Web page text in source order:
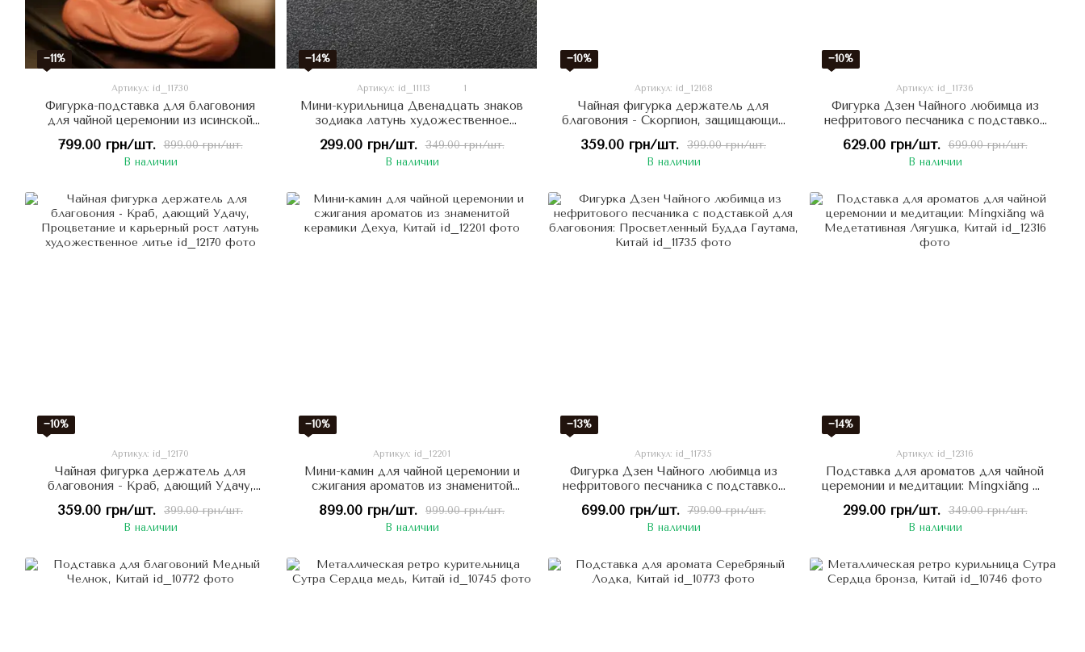
−11%
Артикул: id_11730
Фигурка-подставка для благовония
для чайной церемонии из исинской
успокаивает и настраивает на
медитативный лад, Китай
899.00 грн/шт.
799.00 грн/шт.
В наличии
−14%
Артикул: id_11113 1
Мини-курильница Двенадцать знаков
зодиака латунь художественное
349.00 грн/шт.
299.00 грн/шт.
В наличии
−10%
Артикул: id_12168
Чайная фигурка держатель для
благовония - Скорпион, защищающий
художественное литье
399.00 грн/шт.
359.00 грн/шт.
В наличии
−10%
Артикул: id_11736
Фигурка Дзен Чайного любимца из
нефритового песчаника с подставкой
Будда Гаутама, Китай
699.00 грн/шт.
629.00 грн/шт.
В наличии
−10%
Артикул: id_12170
Чайная фигурка держатель для
благовония - Краб, дающий Удачу,
латунь художественное литье
399.00 грн/шт.
359.00 грн/шт.
В наличии
−10%
Артикул: id_12201
Мини-камин для чайной церемонии и
сжигания ароматов из знаменитой
999.00 грн/шт.
899.00 грн/шт.
В наличии
−13%
Артикул: id_11735
Фигурка Дзен Чайного любимца из
нефритового песчаника с подставкой
Будда Гаутама, Китай
799.00 грн/шт.
699.00 грн/шт.
В наличии
−14%
Артикул: id_12316
Подставка для ароматов для чайной
церемонии и медитации: Míngxiǎng wā
349.00 грн/шт.
299.00 грн/шт.
В наличии